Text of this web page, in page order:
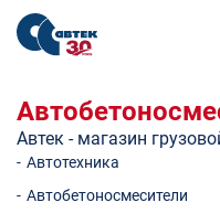
Автек - магазин
- Автотехника
- Автобетоносмесители